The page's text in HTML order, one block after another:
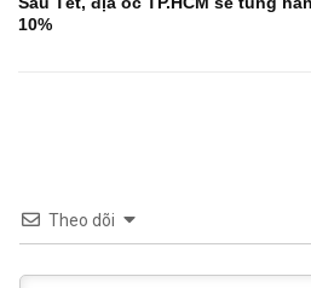
10%
Theo dõi